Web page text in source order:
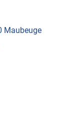
Maubeuge